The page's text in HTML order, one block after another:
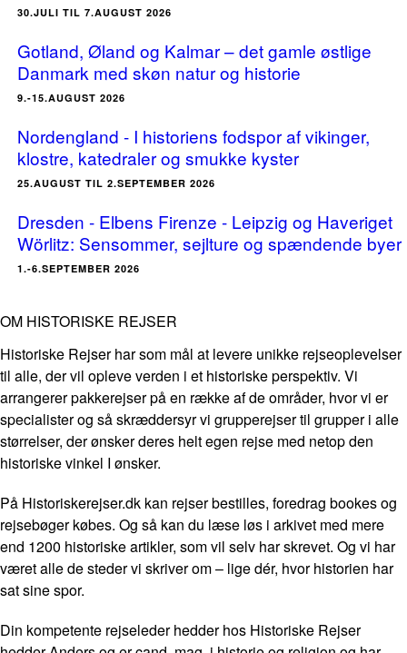
30.JULI TIL 7.AUGUST 2026
Gotland, Øland og Kalmar – det gamle østlige
Danmark med skøn natur og historie
9.-15.AUGUST 2026
Nordengland - I historiens fodspor af vikinger,
klostre, katedraler og smukke kyster
25.AUGUST TIL 2.SEPTEMBER 2026
Dresden - Elbens Firenze - Leipzig og Haveriget
Wörlitz: Sensommer, sejlture og spændende byer
1.-6.SEPTEMBER 2026
OM HISTORISKE REJSER
Historiske Rejser har som mål at levere unikke rejseoplevelser
til alle, der vil opleve verden i et historiske perspektiv. Vi
arrangerer pakkerejser på en række af de områder, hvor vi er
specialister og så skræddersyr vi grupperejser til grupper i alle
størrelser, der ønsker deres helt egen rejse med netop den
historiske vinkel I ønsker.
På Historiskerejser.dk kan rejser bestilles, foredrag bookes og
rejsebøger købes. Og så kan du læse løs i arkivet med mere
end 1200 historiske artikler, som vil selv har skrevet. Og vi har
været alle de steder vi skriver om – lige dér, hvor historien har
sat sine spor.
Din kompetente rejseleder hedder hos Historiske Rejser